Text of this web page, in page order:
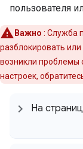
пользователя
Важно : Служба
разблокировать
возникли проблемы
настроек,
На